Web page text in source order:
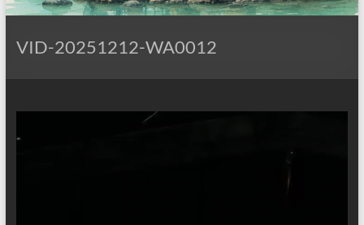
VID-20251212-WA0012
de